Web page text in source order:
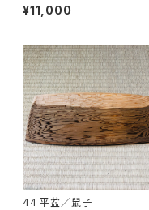
¥11,000
44 平盆／鼠子